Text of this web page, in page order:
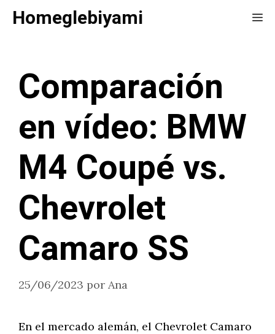
SaltarHomeglebiyami
Comparación
en vídeo: BMW
M4 Coupé vs.
Chevrolet
Camaro SS
25/06/2023 por Ana
En el mercado alemán, el Chevrolet Camaro